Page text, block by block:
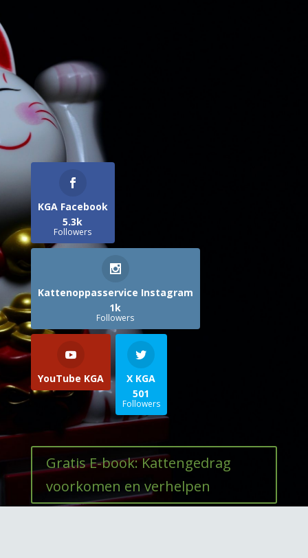
KGA Facebook
5.3k
Followers
Kattenoppasservice Instagram
1k
Followers
YouTube KGA
X KGA
501
Followers
Gratis E-book: Kattengedrag
voorkomen en verhelpen